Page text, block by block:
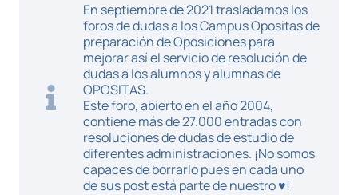
En septiembre de 2021 trasladamos los
foros de dudas a los Campus Opositas de
preparación de Oposiciones para
mejorar así el servicio de resolución de
dudas a los alumnos y alumnas de
OPOSITAS.
Este foro, abierto en el año 2004,
contiene más de 27.000 entradas con
resoluciones de dudas de estudio de
diferentes administraciones. ¡No somos
capaces de borrarlo pues en cada uno
de sus post está parte de nuestro ♥!